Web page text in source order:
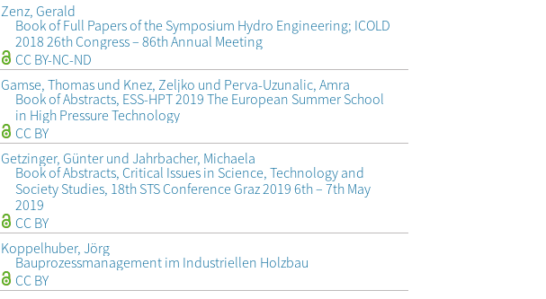
Zenz, Gerald
Book of Full Papers of the Symposium Hydro Engineering; ICOLD
2018 26th Congress – 86th Annual Meeting
CC BY-NC-ND
Gamse, Thomas und Knez, Zeljko und Perva-Uzunalic, Amra
Book of Abstracts, ESS-HPT 2019 The European Summer School
in High Pressure Technology
CC BY
Getzinger, Günter und Jahrbacher, Michaela
Book of Abstracts, Critical Issues in Science, Technology and
Society Studies, 18th STS Conference Graz 2019 6th – 7th May
2019
CC BY
Koppelhuber, Jörg
Bauprozessmanagement im Industriellen Holzbau
CC BY